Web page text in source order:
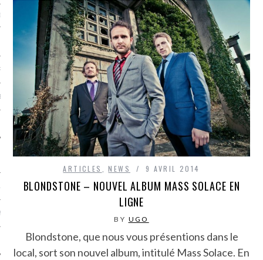
GROUPES DU LOCAL
LE LOCAL DU MAGAZINE
ARTICLES ,NEWS 9 AVRIL 2014
BLONDSTONE – NOUVEL ALBUM MASS SOLACE EN
LIGNE
BY UGO
Blondstone, que nous vous présentions dans le
local, sort son nouvel album, intitulé Mass Solace. En